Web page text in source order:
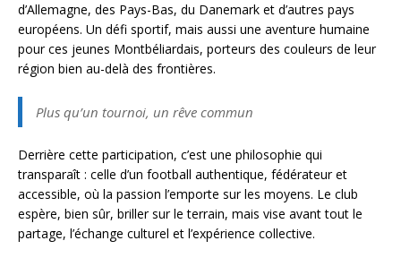
d’Allemagne, des Pays-Bas, du Danemark et d’autres pays
européens. Un défi sportif, mais aussi une aventure humaine
pour ces jeunes Montbéliardais, porteurs des couleurs de leur
région bien au-delà des frontières.
Plus qu’un tournoi, un rêve commun
Derrière cette participation, c’est une philosophie qui
transparaît : celle d’un football authentique, fédérateur et
accessible, où la passion l’emporte sur les moyens. Le club
espère, bien sûr, briller sur le terrain, mais vise avant tout le
partage, l’échange culturel et l’expérience collective.